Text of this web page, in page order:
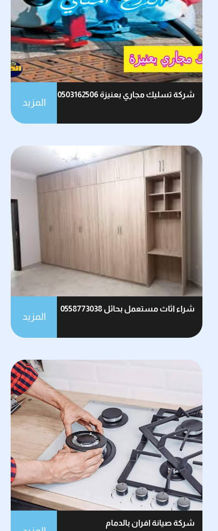
شركة تسليك مجاري بعنيزة 0503162506
المزيد
شراء اثاث مستعمل بحائل 0558773038
المزيد
شركة صيانة افران بالدمام